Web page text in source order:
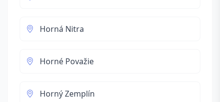
Horná Nitra
Horné Považie
Horný Zemplín